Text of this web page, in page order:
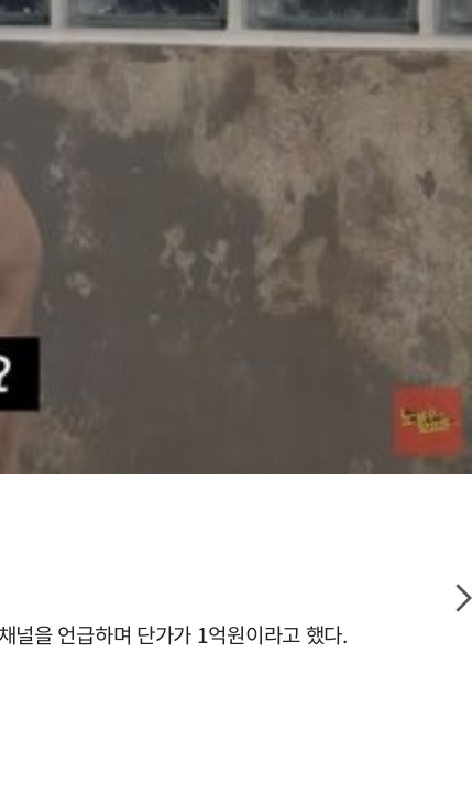
널을 언급하며 단가가 1억원이라고 했다.